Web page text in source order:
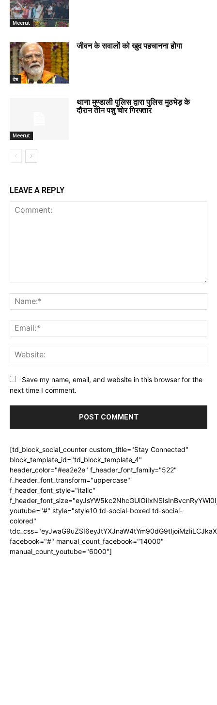
Meerut
देश
जीवन के सवालों को खुद पहचानना होगा
Meerut
थाना मुण्डाली पुलिस द्वारा पुलिस मुठभेड़ के
दौरान तीन पशु चोर गिरफ्तार
LEAVE A REPLY
Save my name, email, and website in this browser for the
next time I comment.
[td_block_social_counter custom_title="Stay Connected"
block_template_id="td_block_template_4"
header_color="#ea2e2e" f_header_font_family="522"
f_header_font_transform="uppercase"
f_header_font_style="italic"
youtube="#" style="style10 td-social-boxed td-social-
colored"
facebook="#" manual_count_facebook="14000"
manual_count_youtube="6000"]